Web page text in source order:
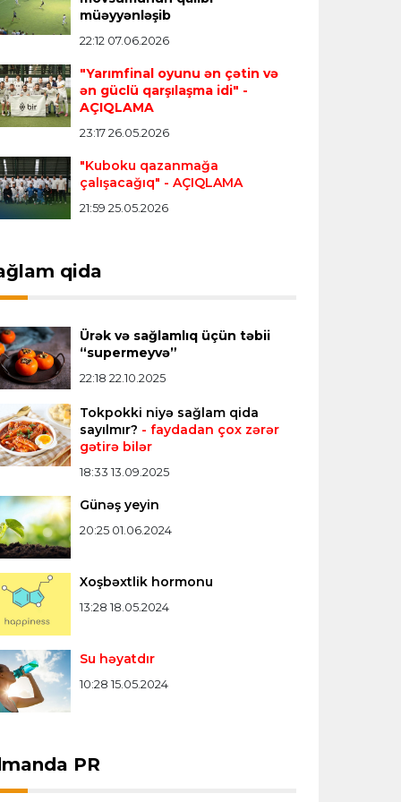
argentinalı futbolçusunu
icarəyə göndərdi
22:57 07.08.2026
Zinəddin Zidanın oğlu ilə
ayırdı
22:54 07.08.2026
voleybolu üzrə ölkə
bürünc medalın sahibi
Premyer liqa 16:52 07.08.2026
Namik Ələskərovla yollarını ayırdı
xəbərlər >>>
müəyyənləşib
22:12 07.06.2026
"Yarımfinal oyunu ən çətin və
ən güclü qarşılaşma idi" -
AÇIQLAMA
23:17 26.05.2026
"Kuboku qazanmağa
çalışacağıq" - AÇIQLAMA
21:59 25.05.2026
qida
Ürək və sağlamlıq üçün təbii
“supermeyvə”
22:18 22.10.2025
Tokpokki niyə sağlam qida
sayılmır? - faydadan çox zərər
gətirə bilər
18:33 13.09.2025
Günəş yeyin
20:25 01.06.2024
Xoşbəxtlik hormonu
13:28 18.05.2024
Su həyatdır
10:28 15.05.2024
PR